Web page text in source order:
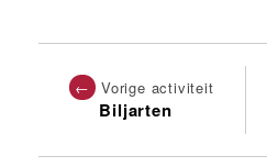
← Vorige activiteit
Biljarten